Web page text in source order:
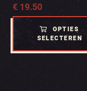
€19.50
OPTIES
SELECTEREN